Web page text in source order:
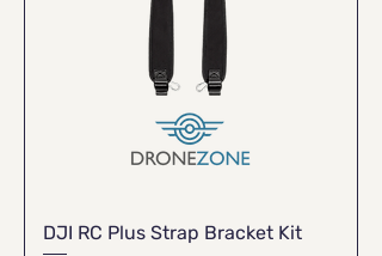
DJI RC Plus Strap Bracket Kit